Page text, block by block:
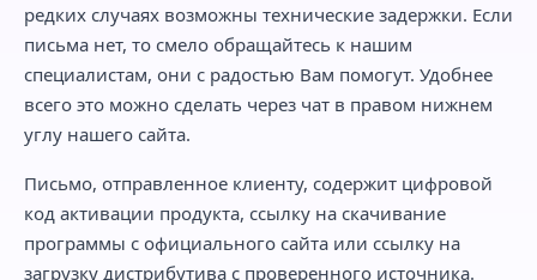
редких случаях возможны технические задержки. Если
письма нет, то смело обращайтесь к нашим
специалистам, они с радостью Вам помогут. Удобнее
всего это можно сделать через чат в правом нижнем
углу нашего сайта.
Письмо, отправленное клиенту, содержит цифровой
код активации продукта, ссылку на скачивание
программы с официального сайта или ссылку на
загрузку дистрибутива с проверенного источника.